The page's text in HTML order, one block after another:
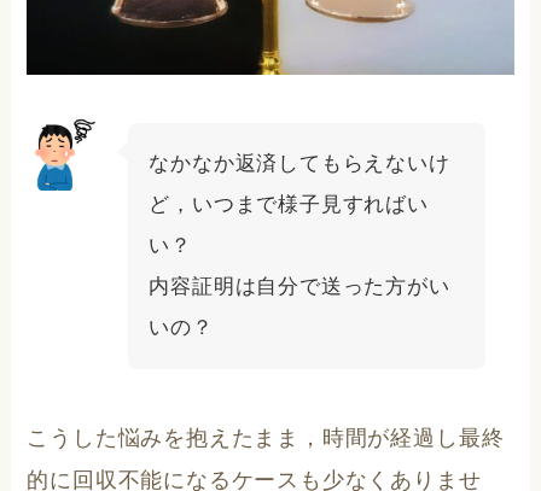
なかなか返済してもらえないけ
ど，いつまで様子見すればい
い？
内容証明は自分で送った方がい
いの？
こうした悩みを抱えたまま，時間が経過し最終
的に回収不能になるケースも少なくありませ